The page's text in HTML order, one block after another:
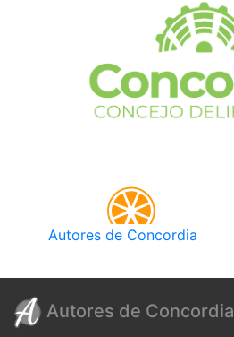
Autores de Concordia
Autores de Concordia